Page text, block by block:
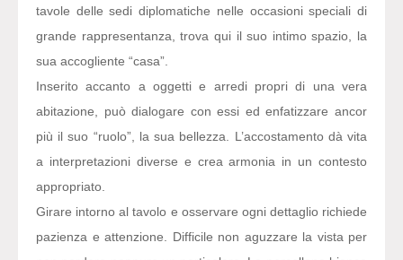
tavole delle sedi diplomatiche nelle occasioni speciali di
grande rappresentanza, trova qui il suo intimo spazio, la
sua accogliente “casa”.
Inserito accanto a oggetti e arredi propri di una vera
abitazione, può dialogare con essi ed enfatizzare ancor
più il suo “ruolo”, la sua bellezza. L’accostamento dà vita
a interpretazioni diverse e crea armonia in un contesto
appropriato.
Girare intorno al tavolo e osservare ogni dettaglio richiede
pazienza e attenzione. Difficile non aguzzare la vista per